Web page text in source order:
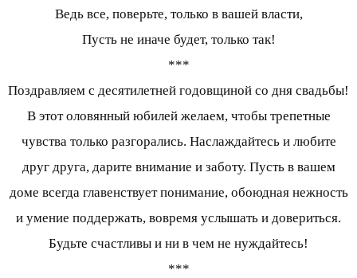
Ведь все, поверьте, только в вашей власти,
Пусть не иначе будет, только так!
***
Поздравляем с десятилетней годовщиной со дня свадьбы!
В этот оловянный юбилей желаем, чтобы трепетные
чувства только разгорались. Наслаждайтесь и любите
друг друга, дарите внимание и заботу. Пусть в вашем
доме всегда главенствует понимание, обоюдная нежность
и умение поддержать, вовремя услышать и довериться.
Будьте счастливы и ни в чем не нуждайтесь!
***